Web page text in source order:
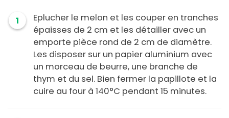
1
Eplucher le melon et les couper en tranches
épaisses de 2 cm et les détailler avec un
emporte pièce rond de 2 cm de diamètre.
Les disposer sur un papier aluminium avec
un morceau de beurre, une branche de
thym et du sel. Bien fermer la papillote et la
cuire au four à 140°C pendant 15 minutes.